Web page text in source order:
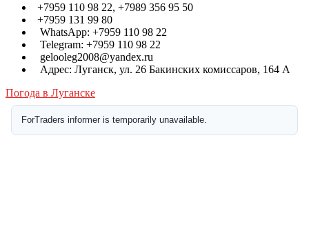
+7959 110 98 22, +7989 356 95 50
+7959 131 99 80
WhatsApp: +7959 110 98 22
Telegram: +7959 110 98 22
gelooleg2008@yandex.ru
Адрес: Луганск, ул. 26 Бакинских комиссаров, 164 А
Погода в Луганске